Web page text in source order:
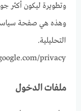
وتطويرة ليكون أكثر
وهذه هي صفحة
التحليلية.
privacy
ملفات الدخول